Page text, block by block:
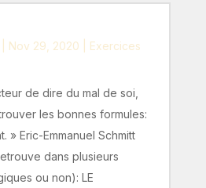
Nov 29, 2020
Exercices
de dire du mal de soi,
les bonnes formules:
» Eric-Emmanuel Schmitt
dans plusieurs
ou non): LE